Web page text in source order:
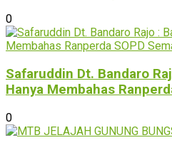
0
Safaruddin Dt. Bandaro
Hanya Membahas
0